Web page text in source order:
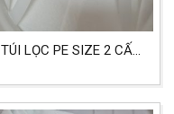
TÚI LỌC PE SIZE 2 CẤP
THỰC PHẨM